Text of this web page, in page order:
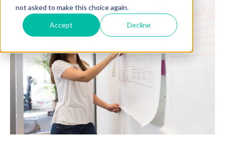
not asked to make this choice again.
Accept Decline